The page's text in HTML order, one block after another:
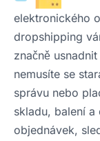
elektronického
dropshipping
značně
nemusíte se
správu nebo
skladu, balení a
objednávek,